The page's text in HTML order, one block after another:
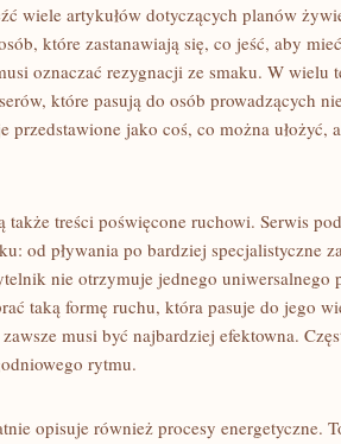
wiele artykułów dotyczących planów
które zastanawiają się, co jeść, aby
oznaczać rezygnacji ze smaku. W wielu
które pasują do osób prowadzących
przedstawione jako coś, co można ułożyć,
także treści poświęcone ruchowi. Serwis
od pływania po bardziej specjalistyczne
nie otrzymuje jednego uniwersalnego
taką formę ruchu, która pasuje do jego
musi być najbardziej efektowna.
rytmu.
opisuje również procesy energetyczne.